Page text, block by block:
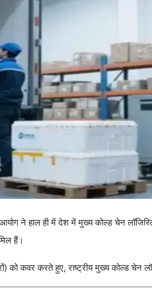
ने हाल ही में देश में मुख्य कोल्ड चेन
हैं।
को कवर करते हुए, राष्ट्रीय मुख्य कोल्ड